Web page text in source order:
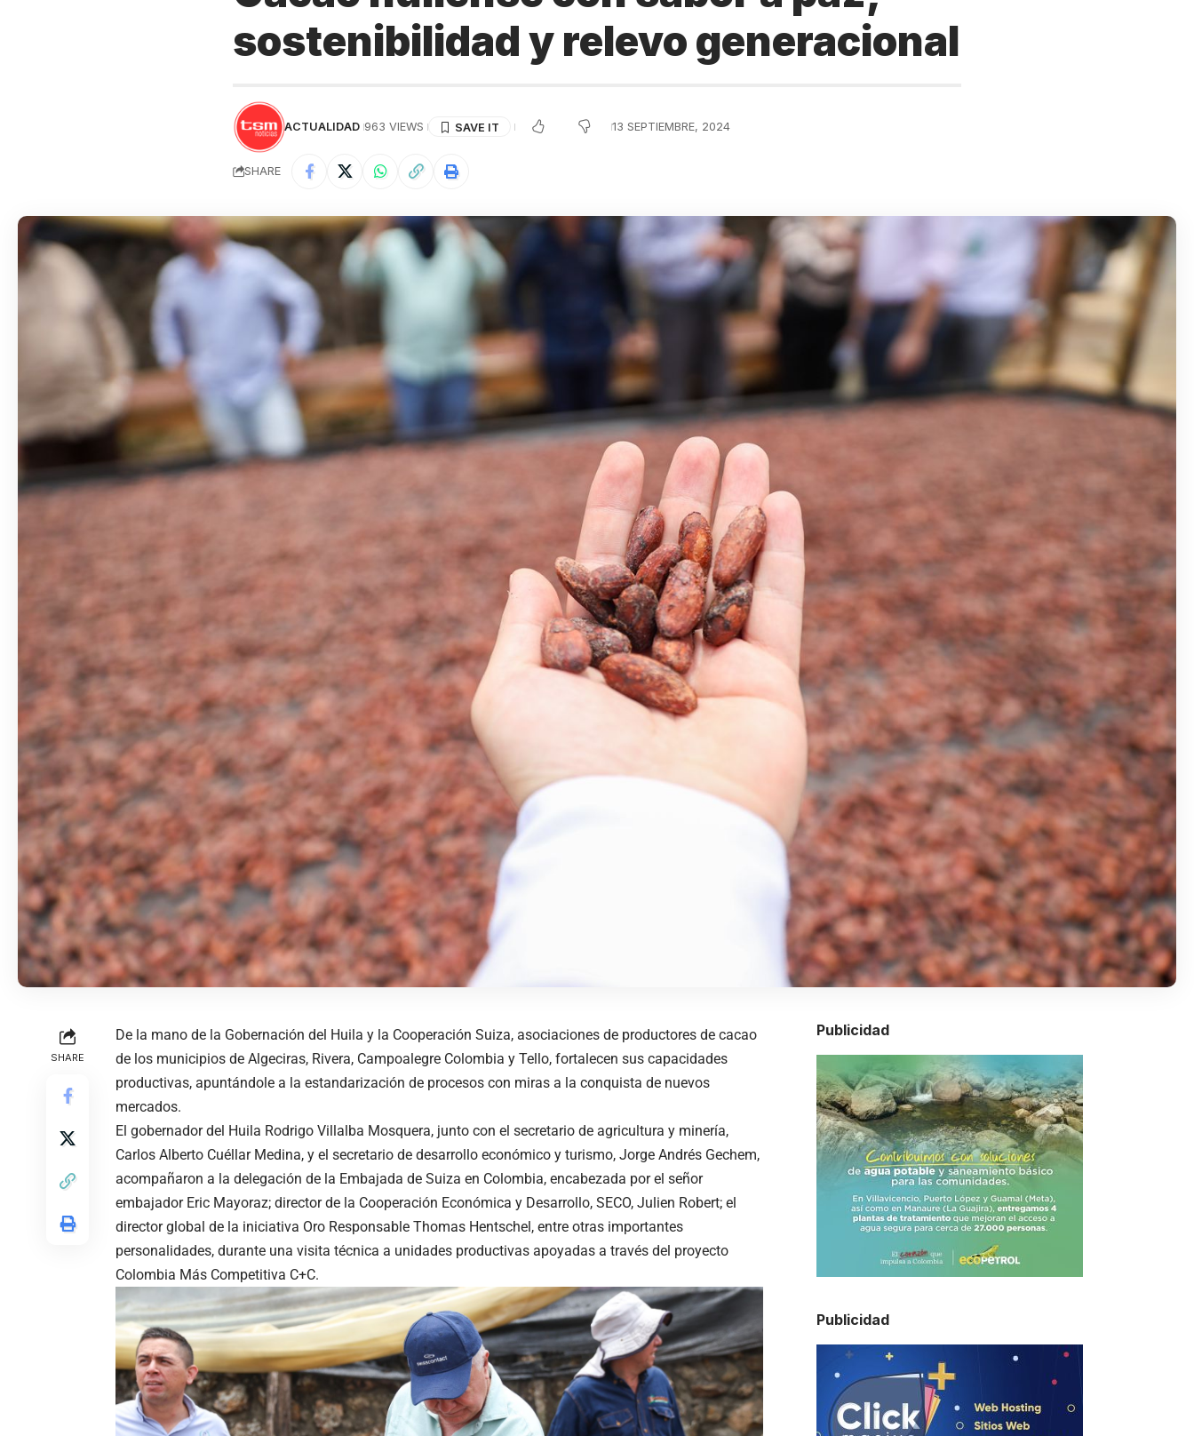
sostenibilidad y relevo generacional
ACTUALIDAD 963 VIEWS 13 SEPTIEMBRE, 2024
SHARE
SHARE
De la mano de la Gobernación del Huila y la Cooperación Suiza, asociaciones de productores de cacao
de los municipios de Algeciras, Rivera, Campoalegre Colombia y Tello, fortalecen sus capacidades
productivas, apuntándole a la estandarización de procesos con miras a la conquista de nuevos
mercados.
El gobernador del Huila Rodrigo Villalba Mosquera, junto con el secretario de agricultura y minería,
Carlos Alberto Cuéllar Medina, y el secretario de desarrollo económico y turismo, Jorge Andrés Gechem,
acompañaron a la delegación de la Embajada de Suiza en Colombia, encabezada por el señor
embajador Eric Mayoraz; director de la Cooperación Económica y Desarrollo, SECO, Julien Robert; el
director global de la iniciativa Oro Responsable Thomas Hentschel, entre otras importantes
personalidades, durante una visita técnica a unidades productivas apoyadas a través del proyecto
Colombia Más Competitiva C+C.
Publicidad
Publicidad